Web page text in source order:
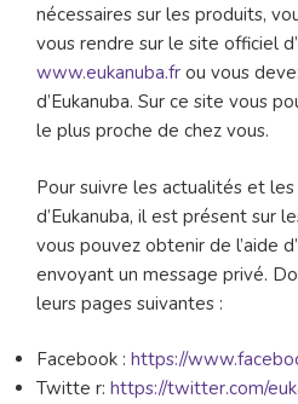
nécessaires sur les produits,
vous rendre sur le site officiel
www.eukanuba.fr ou vous
d’Eukanuba. Sur ce site vous
le plus proche de chez vous.
Pour suivre les actualités et
d’Eukanuba, il est présent sur
vous pouvez obtenir de l’aide
envoyant un message privé.
leurs pages suivantes :
Facebook : https://
Twitte r: https://twitter.com/